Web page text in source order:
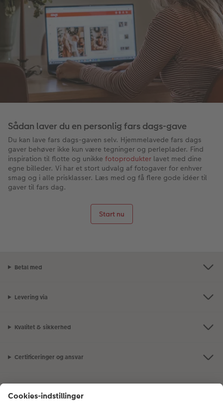
Sådan laver du en personlig fars dags-gave
Du kan lave fars dags-gaven selv. Hjemmelavede fars dags
gaver behøver ikke kun være tegninger og perleplader. Find
inspiration til flotte og unikke fotoprodukter lavet med dine
egne billeder. Vi har et stort udvalg af fotogaver for enhver
smag og i alle prisklasser. Læs med og få flere gode idéer til
gaver til fars dag.
Start nu
Betal med
Levering via
Kvalitet & sikkerhed
Certificeringer og ansvar